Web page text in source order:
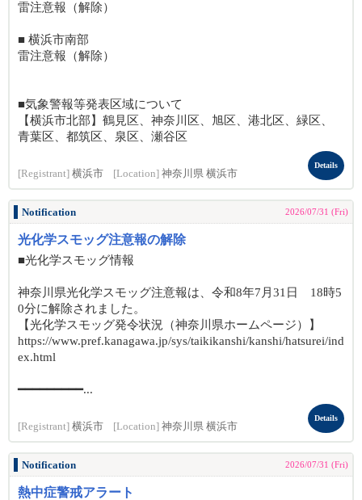
雷注意報（解除）
■ 横浜市南部
雷注意報（解除）
■気象警報等発表区域について
【横浜市北部】鶴見区、神奈川区、旭区、港北区、緑区、
青葉区、都筑区、泉区、瀬谷区
[Registrant] 横浜市 [Location] 神奈川県 横浜市
Details
Notification 2026/07/31 (Fri)
光化学スモッグ注意報の解除
■光化学スモッグ情報
神奈川県光化学スモッグ注意報は、令和8年7月31日 18時5
0分に解除されました。
【光化学スモッグ発令状況（神奈川県ホームページ）】
https://www.pref.kanagawa.jp/sys/taikikanshi/kanshi/hatsurei/ind
ex.html
━━━━━━━━━...
[Registrant] 横浜市 [Location] 神奈川県 横浜市
Details
Notification 2026/07/31 (Fri)
熱中症警戒アラート